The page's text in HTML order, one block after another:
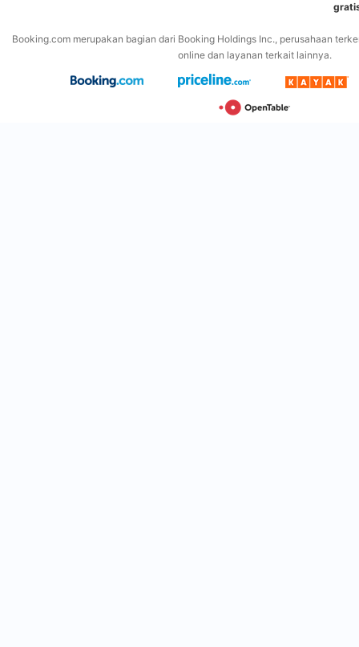
Booking.com merupakan bagian dari Booking Holdings Inc., perusahaan
online dan layanan terkait lainnya.